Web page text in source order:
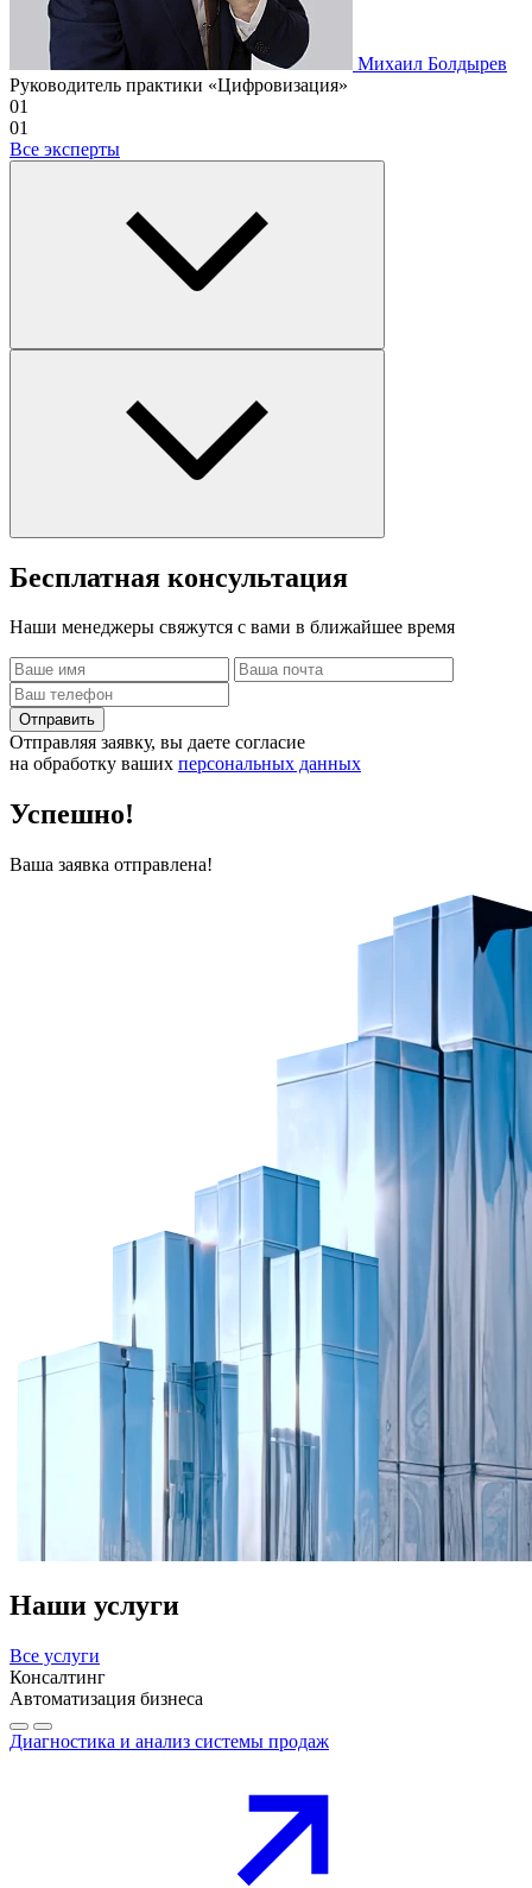
Михаил Болдырев
Руководитель практики «Цифровизация»
01
01
Все эксперты
Бесплатная консультация
Наши менеджеры свяжутся с вами в ближайшее время
Отправить
Отправляя заявку, вы даете согласие
на обработку ваших персональных данных
Успешно!
Ваша заявка отправлена!
Наши услуги
Все услуги
Консалтинг
Автоматизация бизнеса
Диагностика и анализ системы продаж